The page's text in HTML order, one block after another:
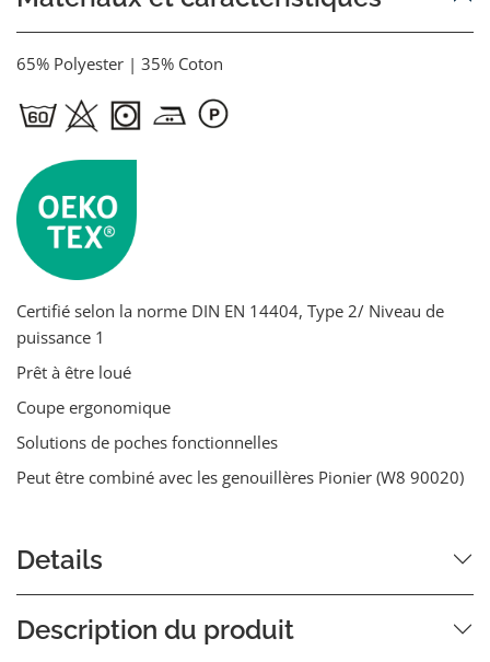
65% Polyester | 35% Coton
Certifié selon la norme DIN EN 14404, Type 2/ Niveau de
puissance 1
Prêt à être loué
Coupe ergonomique
Solutions de poches fonctionnelles
Peut être combiné avec les genouillères Pionier (W8 90020)
Details
Description du produit